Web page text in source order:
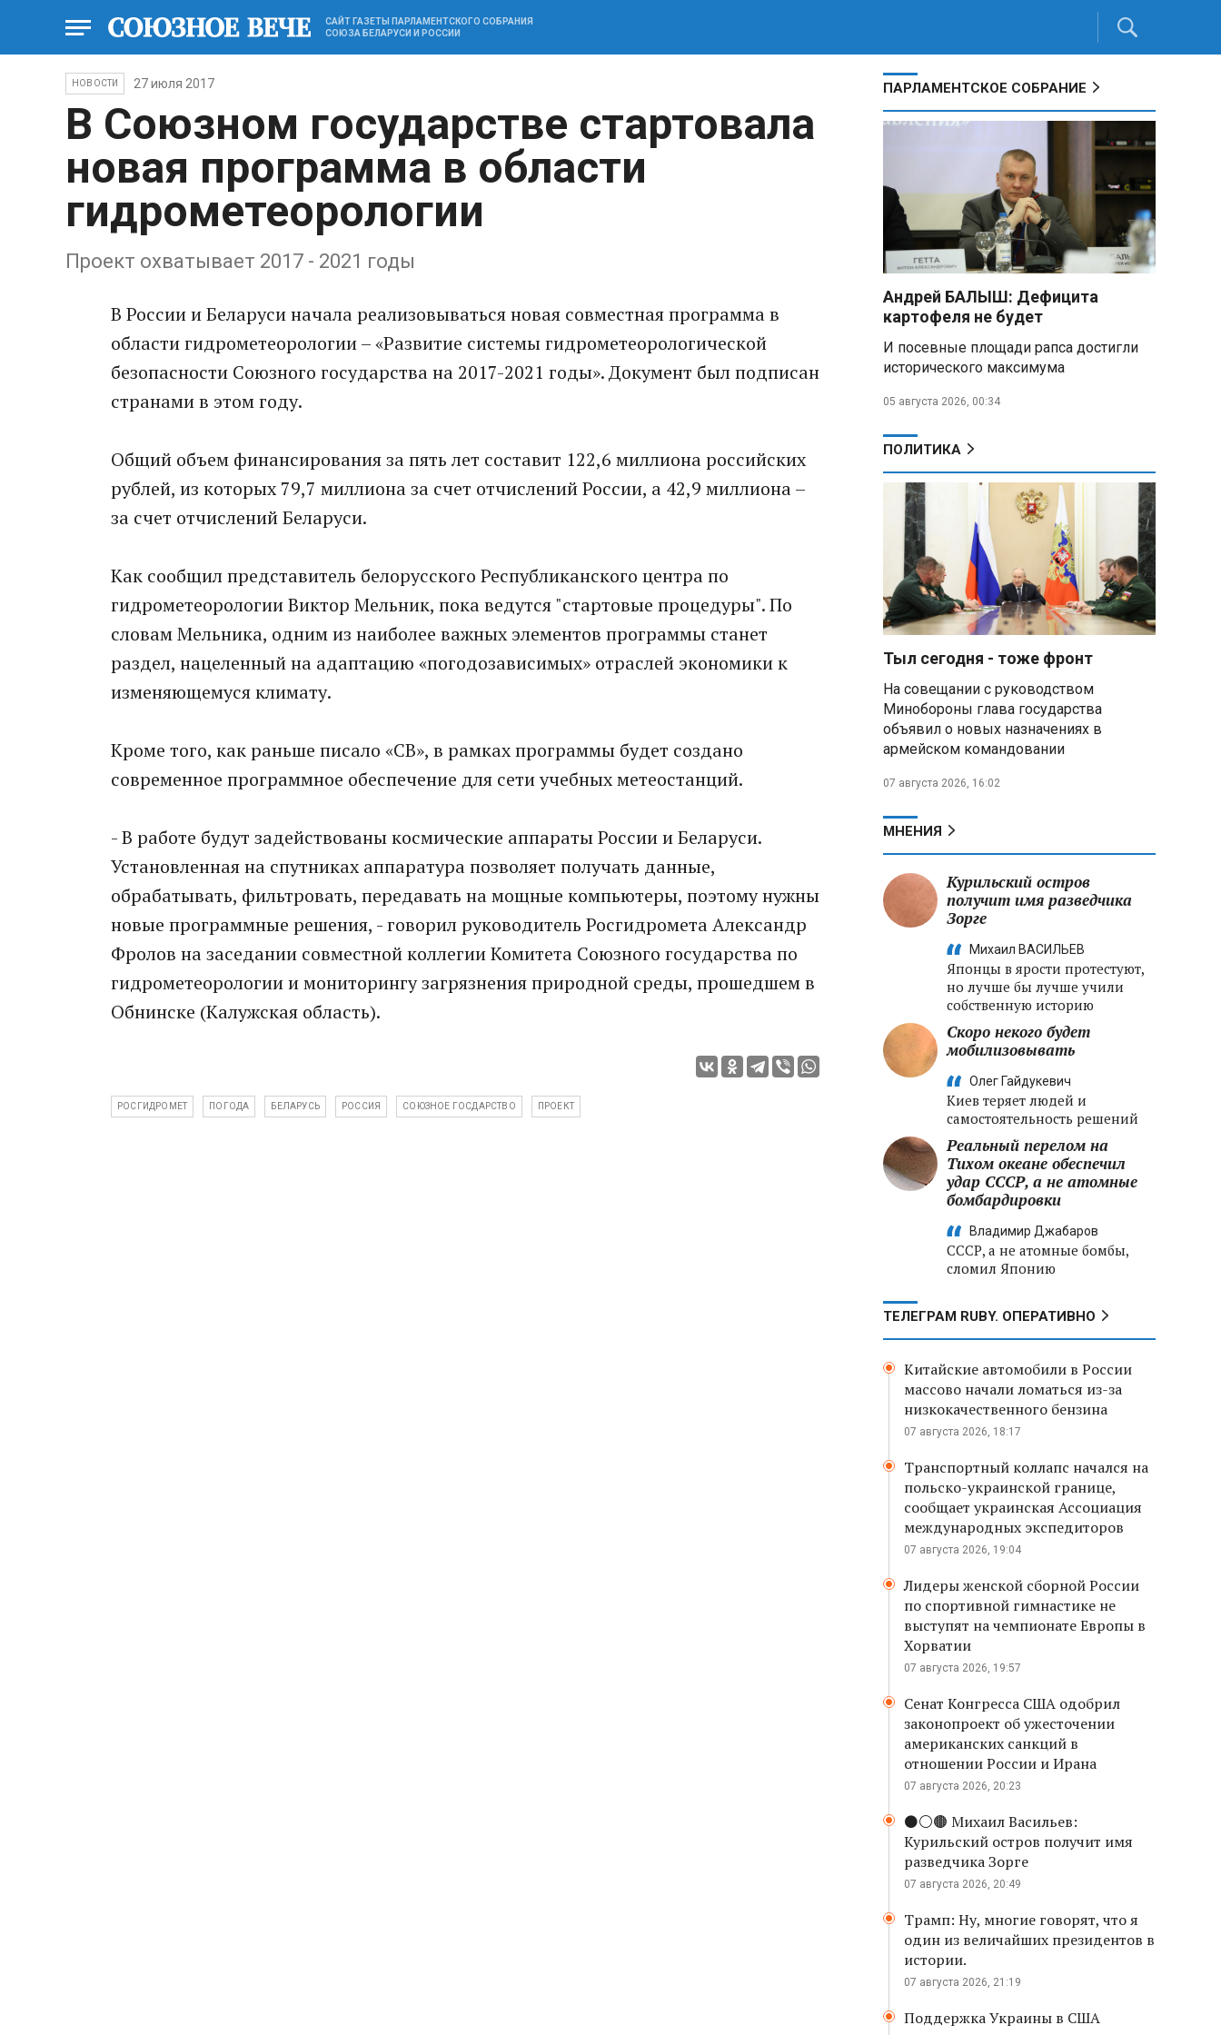
САЙТ ГАЗЕТЫ ПАРЛАМЕНТСКОГО СОБРАНИЯ
СОЮЗА БЕЛАРУСИ И РОССИИ
НОВОСТИ 27 июля 2017
В Союзном государстве стартовала
новая программа в области
гидрометеорологии
Проект охватывает 2017 - 2021 годы
В России и Беларуси начала реализовываться новая совместная программа в
области гидрометеорологии – «Развитие системы гидрометеорологической
безопасности Союзного государства на 2017-2021 годы». Документ был подписан
странами в этом году.
Общий объем финансирования за пять лет составит 122,6 миллиона российских
рублей, из которых 79,7 миллиона за счет отчислений России, а 42,9 миллиона –
за счет отчислений Беларуси.
Как сообщил представитель белорусского Республиканского центра по
гидрометеорологии Виктор Мельник, пока ведутся "стартовые процедуры". По
словам Мельника, одним из наиболее важных элементов программы станет
раздел, нацеленный на адаптацию «погодозависимых» отраслей экономики к
изменяющемуся климату.
Кроме того, как раньше писало «СВ», в рамках программы будет создано
современное программное обеспечение для сети учебных метеостанций.
- В работе будут задействованы космические аппараты России и Беларуси.
Установленная на спутниках аппаратура позволяет получать данные,
обрабатывать, фильтровать, передавать на мощные компьютеры, поэтому нужны
новые программные решения, - говорил руководитель Росгидромета Александр
Фролов на заседании совместной коллегии Комитета Союзного государства по
гидрометеорологии и мониторингу загрязнения природной среды, прошедшем в
Обнинске (Калужская область).
РОСГИДРОМЕТ ПОГОДА БЕЛАРУСЬ РОССИЯ СОЮЗНОЕ ГОСДАРСТВО ПРОЕКТ
ПАРЛАМЕНТСКОЕ СОБРАНИЕ
Андрей БАЛЫШ: Дефицита
картофеля не будет
И посевные площади рапса достигли
исторического максимума
05 августа 2026, 00:34
ПОЛИТИКА
Тыл сегодня - тоже фронт
На совещании с руководством
Минобороны глава государства
объявил о новых назначениях в
армейском командовании
07 августа 2026, 16:02
МНЕНИЯ
Курильский остров
получит имя разведчика
Зорге
Михаил ВАСИЛЬЕВ
Японцы в ярости протестуют,
но лучше бы лучше учили
собственную историю
Скоро некого будет
мобилизовывать
Олег Гайдукевич
Киев теряет людей и
самостоятельность решений
Реальный перелом на
Тихом океане обеспечил
удар СССР, а не атомные
бомбардировки
Владимир Джабаров
СССР, а не атомные бомбы,
сломил Японию
ТЕЛЕГРАМ RUBY. ОПЕРАТИВНО
Китайские автомобили в России
массово начали ломаться из-за
низкокачественного бензина
07 августа 2026, 18:17
Транспортный коллапс начался на
польско-украинской границе,
сообщает украинская Ассоциация
международных экспедиторов
07 августа 2026, 19:04
Лидеры женской сборной России
по спортивной гимнастике не
выступят на чемпионате Европы в
Хорватии
07 августа 2026, 19:57
Сенат Конгресса США одобрил
законопроект об ужесточении
американских санкций в
отношении России и Ирана
07 августа 2026, 20:23
⚫️⚪️🟤 Михаил Васильев:
Курильский остров получит имя
разведчика Зорге
07 августа 2026, 20:49
Трамп: Ну, многие говорят, что я
один из величайших президентов в
истории.
07 августа 2026, 21:19
Поддержка Украины в США